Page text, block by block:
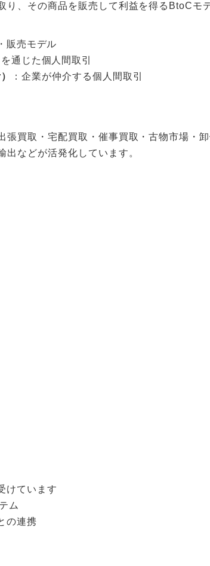
り、その商品を販売して利益を得るBtoCモ
販売モデル
通じた個人間取引
：企業が仲介する個人間取引
買取・宅配買取・催事買取・古物市場・
などが活発化しています。
けています
ム
の連携